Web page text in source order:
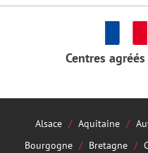
Centres
Alsace Aquitaine
Bourgogne
Bretagne